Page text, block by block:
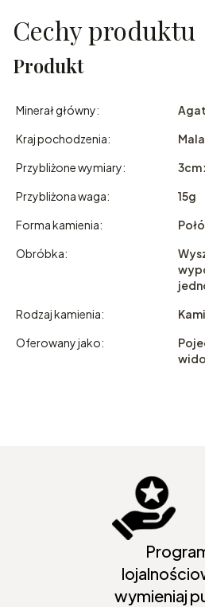
Cechy produktu
Produkt
Minerał główny:
Agat
Kraj pochodzenia:
Przybliżone wymiary:
3cm
Przybliżona waga:
15g
Forma kamienia:
Obróbka:
Rodzaj kamienia:
Oferowany jako:
wymieniaj